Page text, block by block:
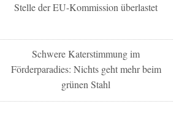
Stelle der EU-Kommission überlastet
Schwere Katerstimmung im
Förderparadies: Nichts geht mehr beim
grünen Stahl